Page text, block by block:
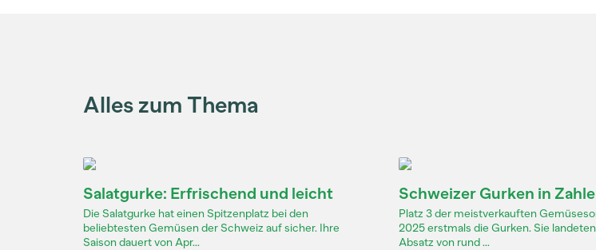
Alles zum Thema
Salatgurke: Erfrischend und leicht
Die Salatgurke hat einen Spitzenplatz bei den
beliebtesten Gemüsen der Schweiz auf sicher. Ihre
Saison dauert von Apr...
Schweizer Gurken in
Platz 3 der meistverkauften
2025 erstmals die Gurken. Sie
Absatz von rund ...